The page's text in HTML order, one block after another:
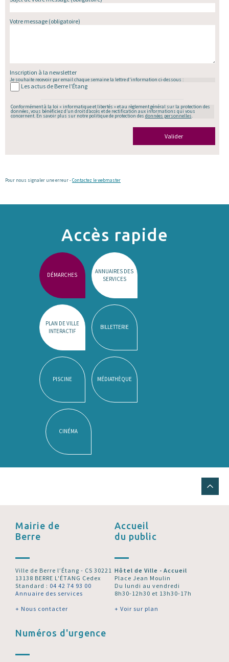
Votre message(obligatoire)
Inscription à la newsletter
Je souhaite recevoir par email chaque semaine la lettre d'information ci-dessous :
Les actus de Berre l’Étang
Conformément à la loi « informatique et libertés » et au règlement général sur la protection des
données, vous bénéficiez d’un droit d’accès et de rectification aux informations qui vous
concernent. En savoir plus sur notre politique de protection des données personnelles.
Valider
Pour nous signaler une erreur -Contactez le webmaster
Accès rapide
DÉMARCHES
ANNUAIRES DES
SERVICES
PLAN DE VILLE
INTERACTIF
BILLETTERIE
PISCINE MÉDIATHÈQUE
CINÉMA
Mairie de
Berre
Ville de Berre l’Étang - CS 30221
13138 BERRE L'ÉTANG Cedex
Standard : 04 42 74 93 00
Annuaire des services
+ Nous contacter
Accueil
du public
Hôtel de Ville - Accueil
Place Jean Moulin
Du lundi au vendredi
8h30-12h30 et 13h30-17h
+ Voir sur plan
Numéros d'urgence